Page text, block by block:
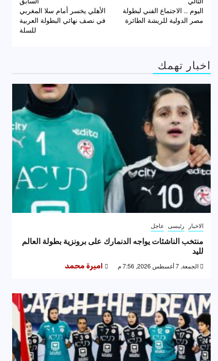
المقالات
الأهلي يخسر أمام سلا المغربي
في نصف نهائي البطولة العربية
للسلة
اليوم .. الاجتماع الفني لبطولة
مصر الدولية للريشة الطائرة
اخبار تهمك
الاخبار رئيسى عاجل
منتخب الناشئات يواجه الدنمارك على برونزية بطولة العالم
لليد
الجمعة, 7 أغسطس 2026, 7:56 م اميرة محمد